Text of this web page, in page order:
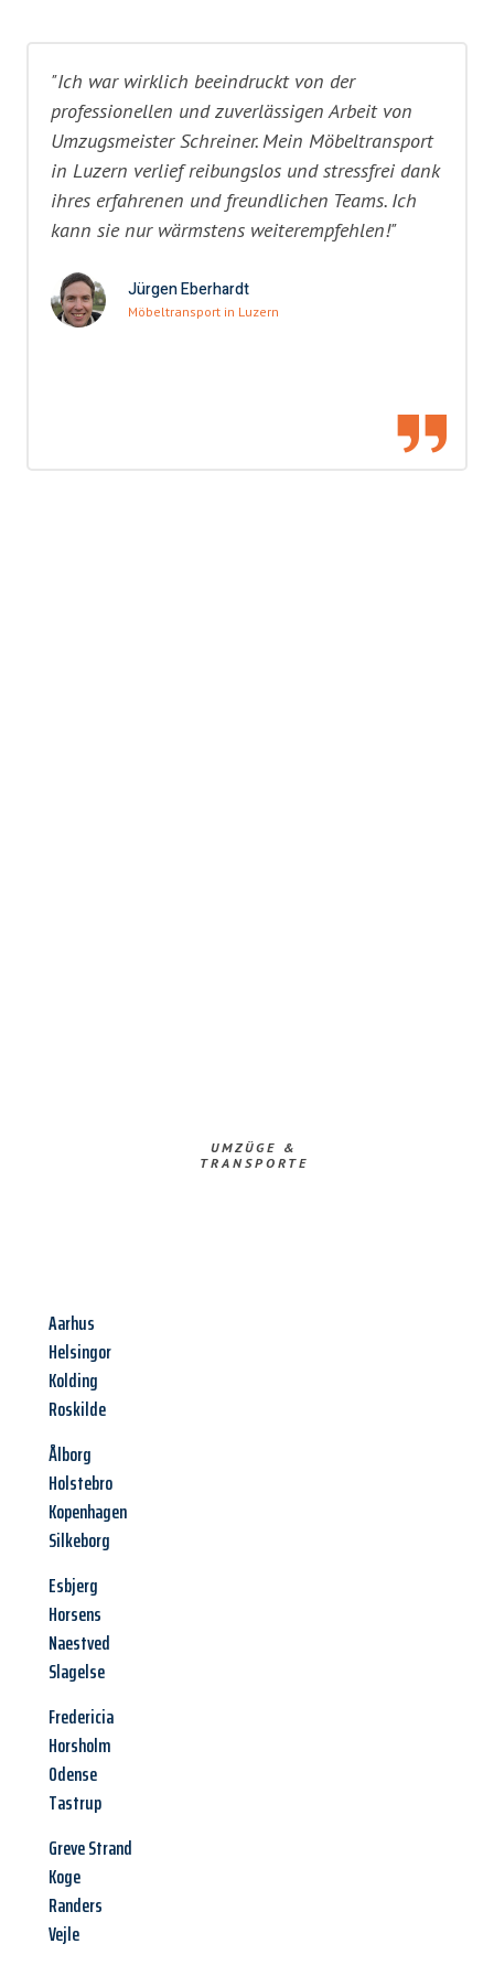
"Ich war wirklich beeindruckt von der
professionellen und zuverlässigen Arbeit von
Umzugsmeister Schreiner. Mein Möbeltransport
in Luzern verlief reibungslos und stressfrei dank
ihres erfahrenen und freundlichen Teams. Ich
kann sie nur wärmstens weiterempfehlen!"
Jürgen Eberhardt
Möbeltransport in Luzern
UMZÜGE &
TRANSPORTE
Aarhus
Helsingor
Kolding
Roskilde
Ålborg
Holstebro
Kopenhagen
Silkeborg
Esbjerg
Horsens
Naestved
Slagelse
Fredericia
Horsholm
Odense
Tastrup
Greve Strand
Koge
Randers
Vejle